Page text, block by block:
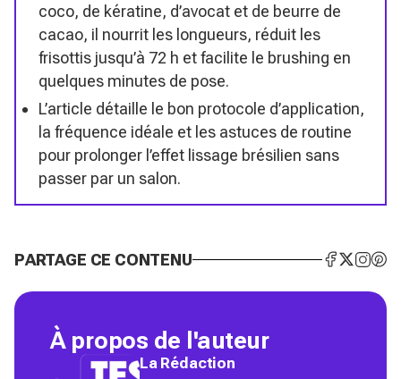
coco, de kératine, d’avocat et de beurre de
cacao, il nourrit les longueurs, réduit les
frisottis jusqu’à 72 h et facilite le brushing en
quelques minutes de pose.
L’article détaille le bon protocole d’application,
la fréquence idéale et les astuces de routine
pour prolonger l’effet lissage brésilien sans
passer par un salon.
PARTAGE CE CONTENU
À propos de l'auteur
La Rédaction